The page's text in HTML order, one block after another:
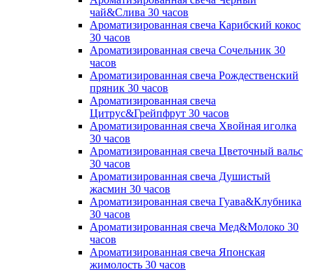
чай&Слива 30 часов
Ароматизированная свеча Карибский кокос
30 часов
Ароматизированная свеча Сочельник 30
часов
Ароматизированная свеча Рождественский
пряник 30 часов
Ароматизированная свеча
Цитрус&Грейпфрут 30 часов
Ароматизированная свеча Хвойная иголка
30 часов
Ароматизированная свеча Цветочный вальс
30 часов
Ароматизированная свеча Душистый
жасмин 30 часов
Ароматизированная свеча Гуава&Клубника
30 часов
Ароматизированная свеча Мед&Молоко 30
часов
Ароматизированная свеча Японская
жимолость 30 часов